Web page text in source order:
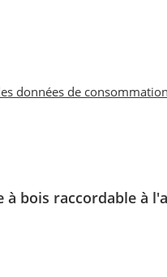
données de
bois raccordable à